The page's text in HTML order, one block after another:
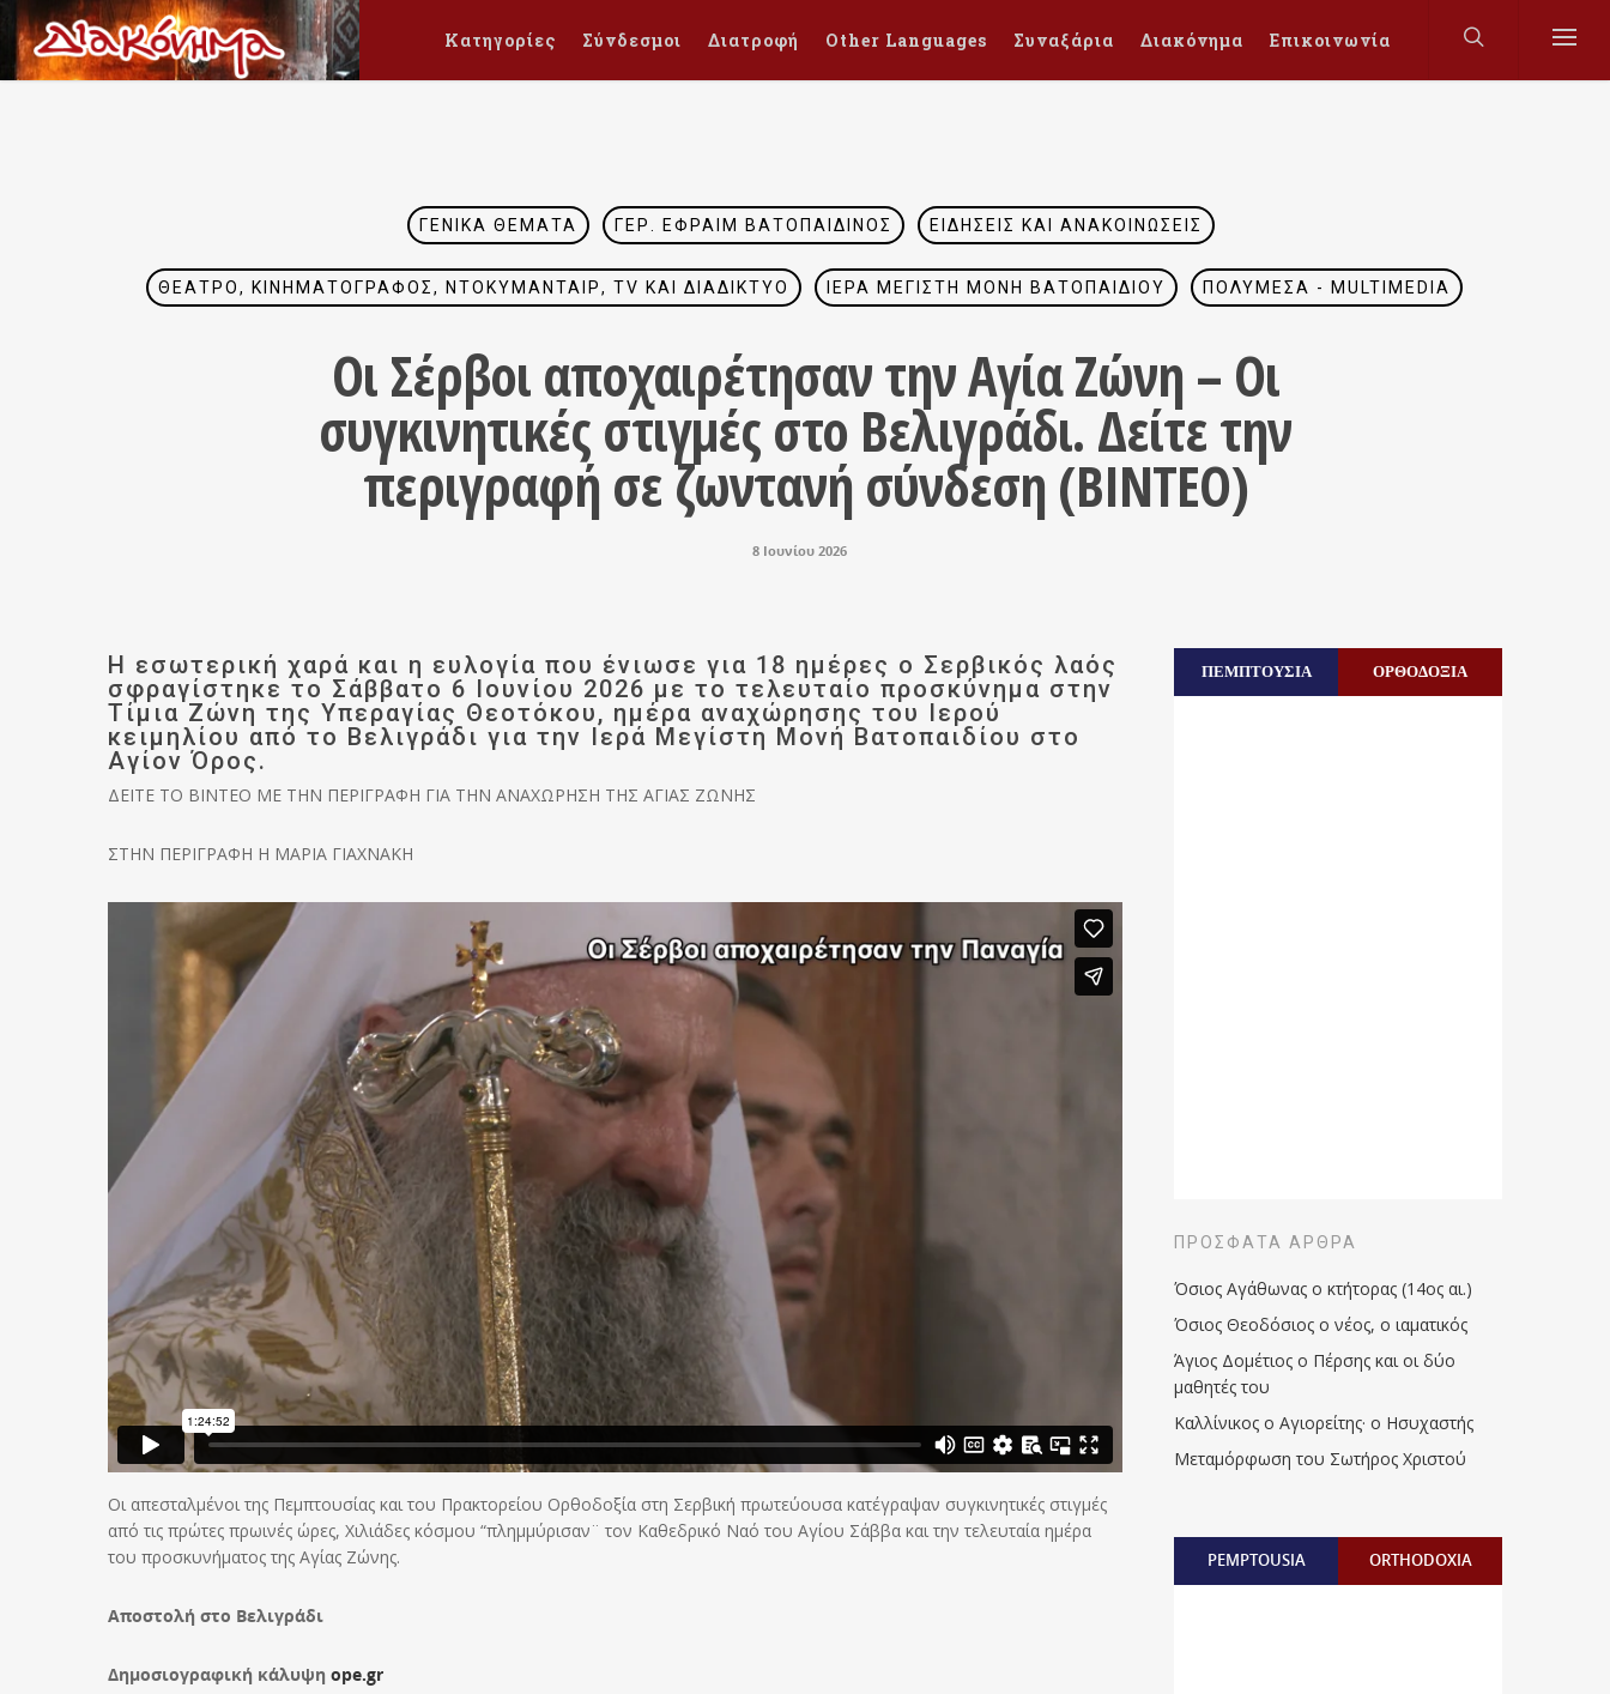
Κατηγορίες Σύνδεσμοι Διατροφή Other Languages Συναξάρια Διακόνημα Επικοινωνία
ΓΕΝΙΚΆ ΘΈΜΑΤΑ ΓΈΡ. ΕΦΡΑΊΜ ΒΑΤΟΠΑΙΔΙΝΌΣ ΕΙΔΉΣΕΙΣ ΚΑΙ ΑΝΑΚΟΙΝΏΣΕΙΣ
ΘΈΑΤΡΟ, ΚΙΝΗΜΑΤΟΓΡΆΦΟΣ, ΝΤΟΚΥΜΑΝΤΑΊΡ, TV ΚΑΙ ΔΙΑΔΊΚΤΥΟ ΙΕΡΆ ΜΕΓΊΣΤΗ ΜΟΝΉ ΒΑΤΟΠΑΙΔΊΟΥ ΠΟΛΥΜΈΣΑ - MULTIMEDIA
Οι Σέρβοι αποχαιρέτησαν την Αγία Ζώνη – Οι
συγκινητικές στιγμές στο Βελιγράδι. Δείτε την
περιγραφή σε ζωντανή σύνδεση (ΒΙΝΤΕΟ)
8 Ιουνίου 2026
Η εσωτερική χαρά και η ευλογία που ένιωσε για 18 ημέρες ο Σερβικός λαός
σφραγίστηκε το Σάββατο 6 Ιουνίου 2026 με το τελευταίο προσκύνημα στην
Τίμια Ζώνη της Υπεραγίας Θεοτόκου, ημέρα αναχώρησης του Ιερού
κειμηλίου από το Βελιγράδι για την Ιερά Μεγίστη Μονή Βατοπαιδίου στο
Αγίον Όρος.
ΔΕΙΤΕ ΤΟ ΒΙΝΤΕΟ ΜΕ ΤΗΝ ΠΕΡΙΓΡΑΦΗ ΓΙΑ ΤΗΝ ΑΝΑΧΩΡΗΣΗ ΤΗΣ ΑΓΙΑΣ ΖΩΝΗΣ
ΣΤΗΝ ΠΕΡΙΓΡΑΦΗ Η ΜΑΡΙΑ ΓΙΑΧΝΑΚΗ
Οι απεσταλμένοι της Πεμπτουσίας και του Πρακτορείου Ορθοδοξία στη Σερβική πρωτεύουσα κατέγραψαν συγκινητικές στιγμές
από τις πρώτες πρωινές ώρες, Χιλιάδες κόσμου “πλημμύρισαν¨ τον Καθεδρικό Ναό του Αγίου Σάββα και την τελευταία ημέρα
του προσκυνήματος της Αγίας Ζώνης.
Αποστολή στο Βελιγράδι
Δημοσιογραφική κάλυψη ope.gr
ΠΕΜΠΤΟΥΣΙΑ ΟΡΘΟΔΟΞΙΑ
ΠΡΌΣΦΑΤΑ ΆΡΘΡΑ
Όσιος Αγάθωνας ο κτήτορας (14ος αι.)
Όσιος Θεοδόσιος ο νέος, ο ιαματικός
Άγιος Δομέτιος ο Πέρσης και οι δύο
μαθητές του
Καλλίνικος ο Αγιορείτης · ο Ησυχαστής
Μεταμόρφωση του Σωτήρος Χριστού
PEMPTOUSIA ORTHODOXIA